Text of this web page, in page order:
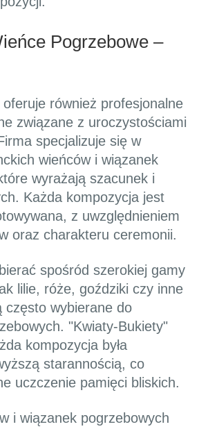
Pogrzebowe –
również profesjonalne
związane z uroczystościami
specjalizuje się w
wieńców i wiązanek
wyrażają szacunek i
Każda kompozycja jest
z uwzględnieniem
oraz charakteru ceremonii.
spośród szerokiej gamy
lilie, róże, goździki czy inne
często wybierane do
"Kwiaty-Bukiety"
kompozycja była
starannością, co
uczczenie pamięci bliskich.
i wiązanek pogrzebowych